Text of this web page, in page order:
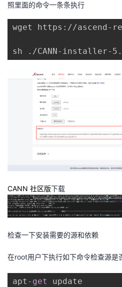
照里面的命令一条条执行
wget https://ascend-
sh ./CANN-installer-
CANN 社区版下载
检查一下安装需要的源和依赖
在root用户下执行如下命令检查源是
apt - get update